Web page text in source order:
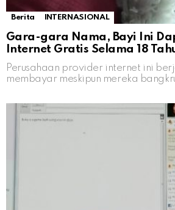
Berita INTERNASIONAL
Gara-gara Nama, Bayi Ini
Internet Gratis Selama 18
Perusahaan provider internet ini
membayar meskipun mereka